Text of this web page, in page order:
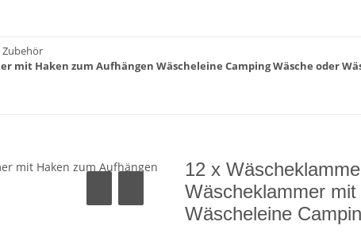
Zubehör
mit Haken zum Aufhängen Wäscheleine Camping Wäsche oder
12 x
Wäscheklammer
Wäscheleine